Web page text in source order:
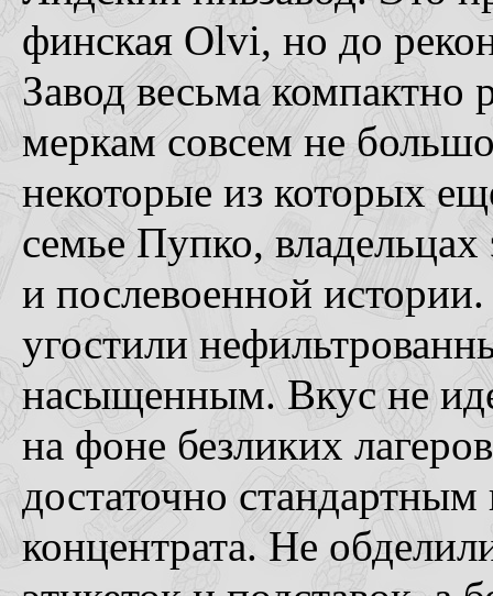
финская Olvi, но до
Завод весьма
меркам совсем не
некоторые из которых
семье Пупко, владельцах
и послевоенной
угостили
насыщенным. Вкус не
на фоне безликих
достаточно
концентрата. Не